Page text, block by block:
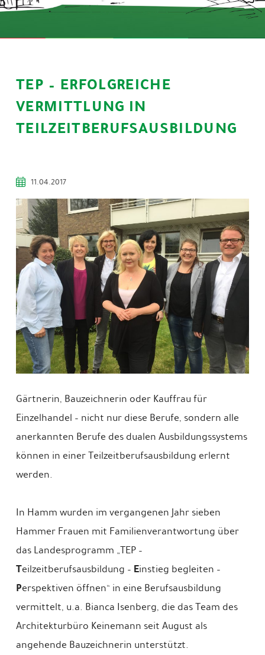
TEP – ERFOLGREICHE
VERMITTLUNG IN
TEILZEITBERUFSAUSBILDUNG
11.04.2017
Gärtnerin, Bauzeichnerin oder Kauffrau für
Einzelhandel – nicht nur diese Berufe, sondern alle
anerkannten Berufe des dualen Ausbildungssystems
können in einer Teilzeitberufsausbildung erlernt
werden.
In Hamm wurden im vergangenen Jahr sieben
Hammer Frauen mit Familienverantwortung über
das Landesprogramm „TEP –
Teilzeitberufsausbildung – Einstieg begleiten –
Perspektiven öffnen“ in eine Berufsausbildung
vermittelt, u.a. Bianca Isenberg, die das Team des
Architekturbüro Keinemann seit August als
angehende Bauzeichnerin unterstützt.